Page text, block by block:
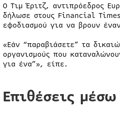
Ο Τιμ Έριτζ, αντιπρόεδρος
δήλωσε στους Financial Times
εφοδιασμού για να βρουν
«Εάν “παραβιάσετε” τα
οργανισμούς που
για ένα”», είπε.
Επιθέσεις